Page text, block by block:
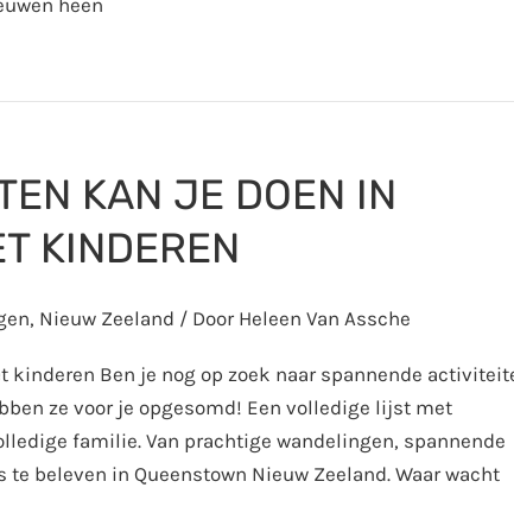
heen
KAN JE DOEN IN
KINDEREN
, Nieuw Zeeland / Door Heleen Van Assche
kinderen Ben je nog op zoek naar spannende
ze voor je opgesomd! Een volledige lijst met
familie. Van prachtige wandelingen, spannende
beleven in Queenstown Nieuw Zeeland. Waar wacht